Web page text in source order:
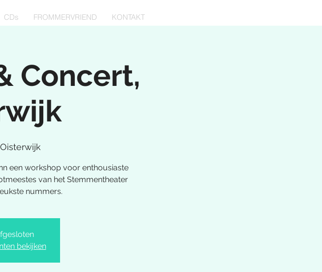
CDs FROMMERVRIEND KONTAKT
Concert,
Oisterwijk
een workshop voor enthousiaste
van het Stemmentheater
nummers.
bekijken